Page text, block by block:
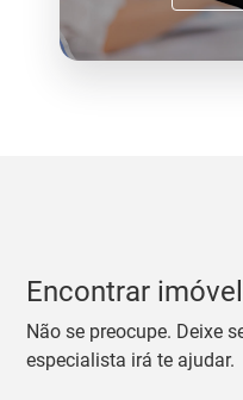
Encontrar
Não se preocupe. Deixe
especialista irá te ajudar.